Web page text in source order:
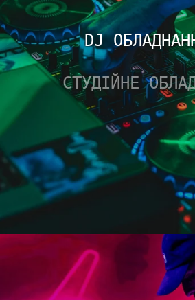
DJ
СТУДІЙНЕ